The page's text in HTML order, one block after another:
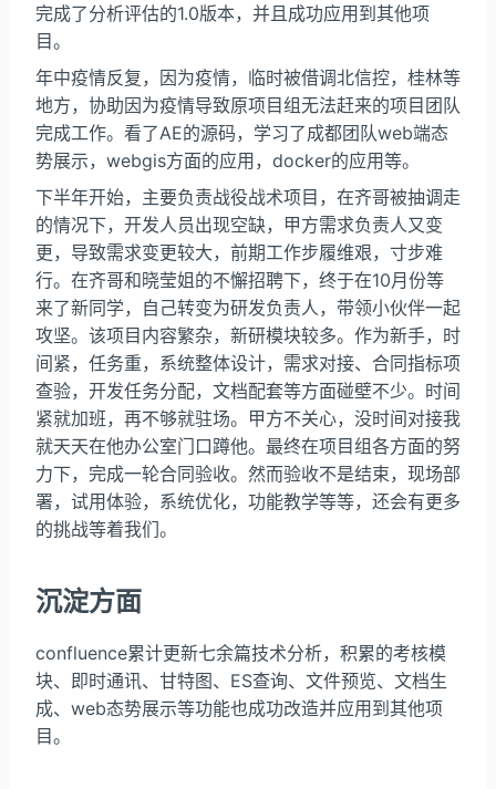
完成了分析评估的1.0版本，并且成功应用到其他项
目。
年中疫情反复，因为疫情，临时被借调北信控，桂林等
地方，协助因为疫情导致原项目组无法赶来的项目团队
完成工作。看了AE的源码，学习了成都团队web端态
势展示，webgis方面的应用，docker的应用等。
下半年开始，主要负责战役战术项目，在齐哥被抽调走
的情况下，开发人员出现空缺，甲方需求负责人又变
更，导致需求变更较大，前期工作步履维艰，寸步难
行。在齐哥和晓莹姐的不懈招聘下，终于在10月份等
来了新同学，自己转变为研发负责人，带领小伙伴一起
攻坚。该项目内容繁杂，新研模块较多。作为新手，时
间紧，任务重，系统整体设计，需求对接、合同指标项
查验，开发任务分配，文档配套等方面碰壁不少。时间
紧就加班，再不够就驻场。甲方不关心，没时间对接我
就天天在他办公室门口蹲他。最终在项目组各方面的努
力下，完成一轮合同验收。然而验收不是结束，现场部
署，试用体验，系统优化，功能教学等等，还会有更多
的挑战等着我们。
沉淀方面
confluence累计更新七余篇技术分析，积累的考核模
块、即时通讯、甘特图、ES查询、文件预览、文档生
成、web态势展示等功能也成功改造并应用到其他项
目。